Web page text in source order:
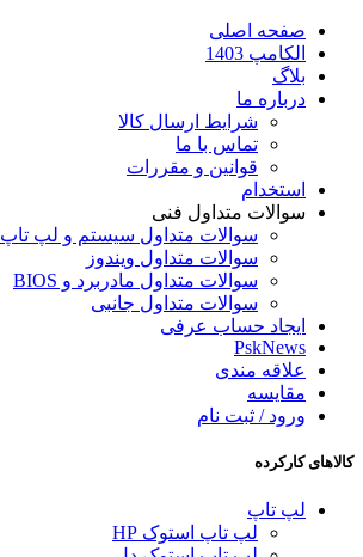
صفحه اصلی
الکامپ 1403
بلاگ
درباره ما
شرایط ارسال کالا
تماس با ما
قوانین و مقررات
استخدام
سوالات متداول فنی
سوالات متداول سیستم و لپ تاپ
سوالات متداول ویندوز
سوالات متداول مادربرد و BIOS
سوالات متداول جانبی
ایجاد حساب عرفی
PskNews
علاقه مندی
مقایسه
ورود / ثبت نام
کالاهای کارکرده
لپ تاپ
لپ تاپ استوک HP